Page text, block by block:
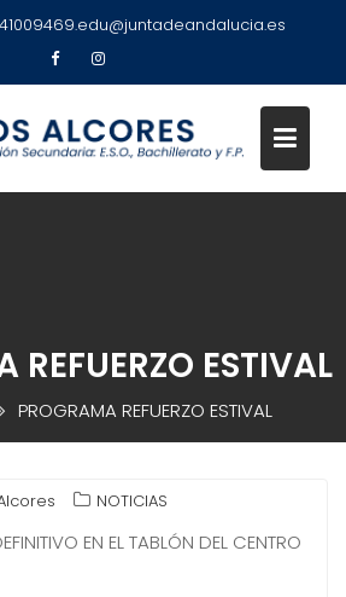
41009469.edu@juntadeandalucia.es
REFUERZO ESTIVAL
PROGRAMA REFUERZO ESTIVAL
NOTICIAS
EN EL TABLÓN DEL CENTRO